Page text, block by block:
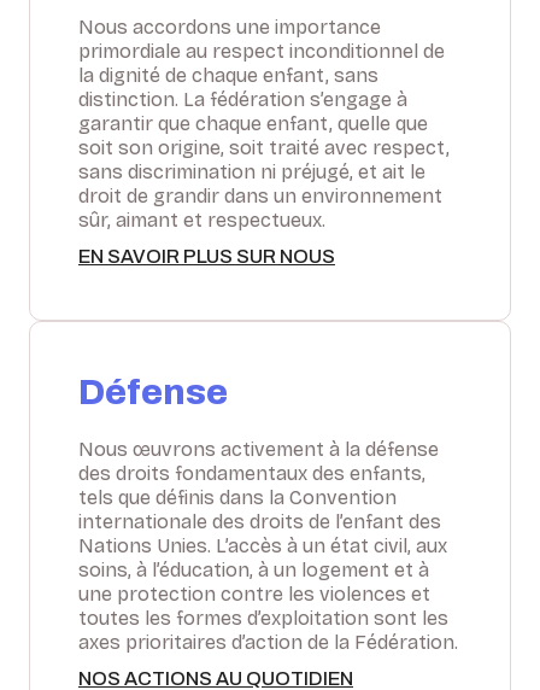
Nous accordons une importance
primordiale au respect inconditionnel de
la dignité de chaque enfant, sans
distinction. La fédération s’engage à
garantir que chaque enfant, quelle que
soit son origine, soit traité avec respect,
sans discrimination ni préjugé, et ait le
droit de grandir dans un environnement
sûr, aimant et respectueux.
EN SAVOIR PLUS SUR NOUS
Défense
Nous œuvrons activement à la défense
des droits fondamentaux des enfants,
tels que définis dans la Convention
internationale des droits de l’enfant des
Nations Unies. L’accès à un état civil, aux
soins, à l’éducation, à un logement et à
une protection contre les violences et
toutes les formes d’exploitation sont les
axes prioritaires d’action de la Fédération.
NOS ACTIONS AU QUOTIDIEN